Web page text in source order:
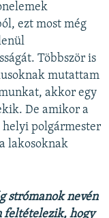
ezt most még
Többször is
mutattam
akkor egy
De amikor a
polgármester
lakosoknak
strómanok nevén
feltételezik, hogy